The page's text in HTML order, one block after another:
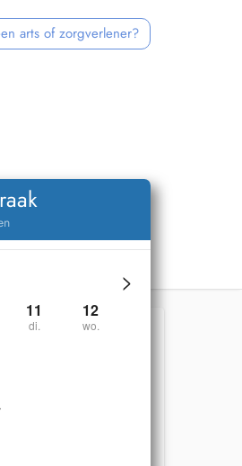
arts of zorgverlener?
>
11
di.
12
wo.